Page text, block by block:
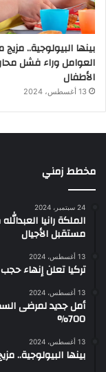
بينها البيولوجية..
العوامل وراء فشل
الأطفال
13 أغسطس، 2024
مخطط زمني
24 سبتمبر، 2024
الملكة رانيا
مستقبل الأجيال
13 أغسطس، 2024
تركيا تعلن إنهاء
13 أغسطس، 2024
أمل جديد لمرضى
700%
13 أغسطس، 2024
بينها البيولوجية..